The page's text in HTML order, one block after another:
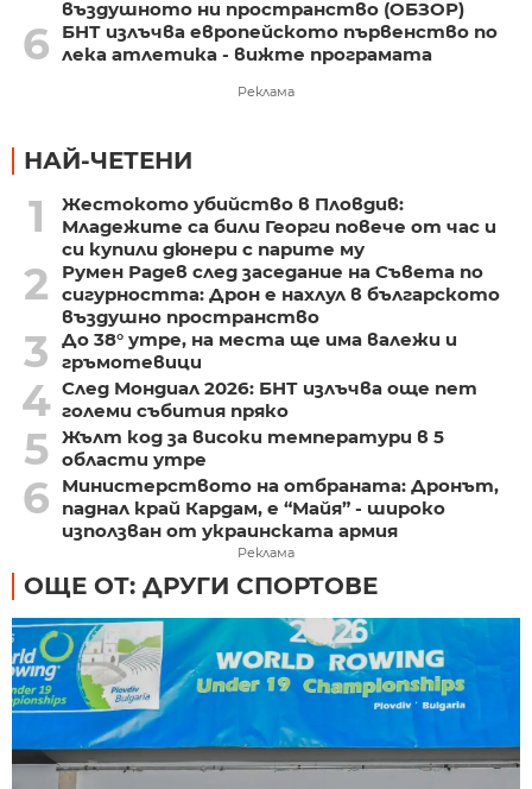
въздушното ни пространство (ОБЗОР)
6
БНТ излъчва европейското първенство по
лека атлетика - вижте програмата
Реклама
НАЙ-ЧЕТЕНИ
1
Жестокото убийство в Пловдив:
Младежите са били Георги повече от час и
си купили дюнери с парите му
2
Румен Радев след заседание на Съвета по
сигурността: Дрон е нахлул в българското
въздушно пространство
3
До 38° утре, на места ще има валежи и
гръмотевици
4 След Мондиал 2026: БНТ излъчва още пет
големи събития пряко
5 Жълт код за високи температури в 5
области утре
6
Министерството на отбраната: Дронът,
паднал край Кардам, е “Майя” - широко
използван от украинската армия
Реклама
ОЩЕ ОТ: ДРУГИ СПОРТОВЕ